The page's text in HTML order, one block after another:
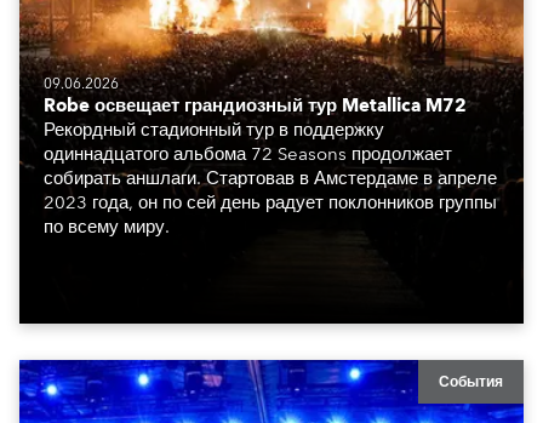
09.06.2026
Robe освещает грандиозный тур Metallica M72
Рекордный стадионный тур в поддержку
одиннадцатого альбома 72 Seasons продолжает
собирать аншлаги. Стартовав в Амстердаме в апреле
2023 года, он по сей день радует поклонников группы
по всему миру.
События